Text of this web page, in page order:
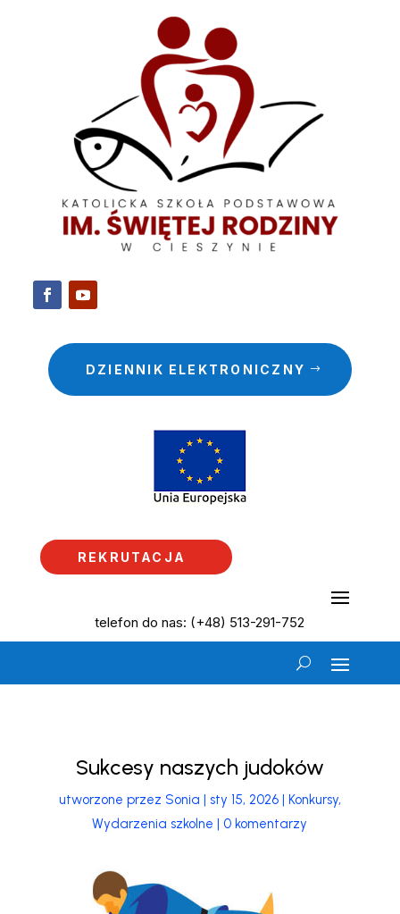
DZIENNIK ELEKTRONICZNY
REKRUTACJA
telefon do nas: (+48) 513-291-752
Sukcesy naszych judoków
utworzone przez Sonia | sty 15, 2026| Konkursy,
Wydarzenia szkolne |0 komentarzy